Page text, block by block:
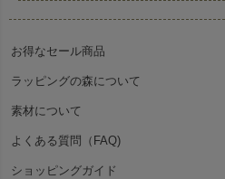
お得なセール商品
ラッピングの森について
素材について
よくある質問（FAQ)
ショッピングガイド